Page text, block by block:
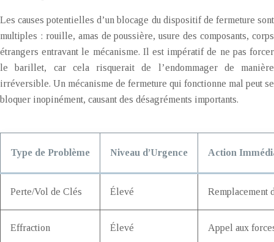
Les causes potentielles d’un blocage du dispositif de fermeture sont
multiples : rouille, amas de poussière, usure des composants, corps
étrangers entravant le mécanisme. Il est impératif de ne pas forcer
le barillet, car cela risquerait de l’endommager de manière
irréversible. Un mécanisme de fermeture qui fonctionne mal peut se
bloquer inopinément, causant des désagréments importants.
Type de Problème Niveau d’Urgence Action
Perte/Vol de Clés Élevé Remplacement
Effraction Élevé Appel aux